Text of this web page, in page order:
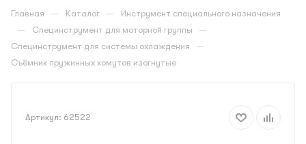
Главная — Каталог — Инструмент специального назначения
— Специнструмент для моторной группы —
Специнструмент для системы охлаждения —
Съёмник пружинных хомутов изогнутые
Артикул: 62522